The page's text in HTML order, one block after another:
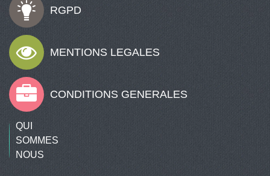
RGPD
MENTIONS LEGALES
CONDITIONS GENERALES
QUI
SOMMES
NOUS